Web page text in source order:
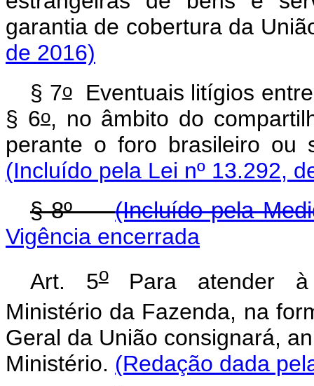
garantia de cobertura
de 2016)
§ 7oEventuais litígios
§ 6o, no âmbito do
perante o foro
(Incluído pela Lei nº 13.292,
§ 8º(Incluído pela
Vigência encerrada
Art. 5oPara atender à
Ministério da Fazenda, na
Geral da União consignará,
Ministério. (Redação dada